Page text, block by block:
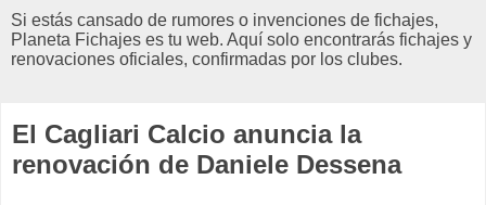
Si estás cansado de rumores o invenciones de fichajes,
Planeta Fichajes es tu web. Aquí solo encontrarás fichajes y
renovaciones oficiales, confirmadas por los clubes.
El Cagliari Calcio anuncia la
renovación de Daniele Dessena